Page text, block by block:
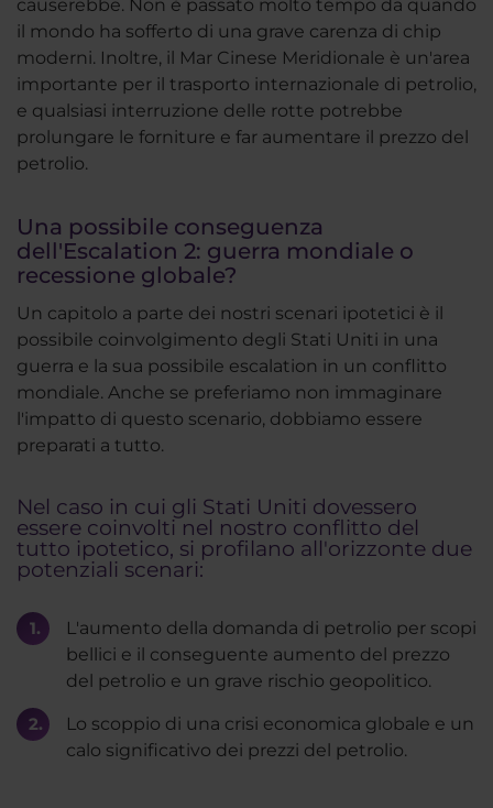
causerebbe. Non è passato molto tempo da quando
il mondo ha sofferto di una grave carenza di chip
moderni. Inoltre, il Mar Cinese Meridionale è un'area
importante per il trasporto internazionale di petrolio,
e qualsiasi interruzione delle rotte potrebbe
prolungare le forniture e far aumentare il prezzo del
petrolio.
Una possibile conseguenza
dell'Escalation 2: guerra mondiale o
recessione globale?
Un capitolo a parte dei nostri scenari ipotetici è il
possibile coinvolgimento degli Stati Uniti in una
guerra e la sua possibile escalation in un conflitto
mondiale. Anche se preferiamo non immaginare
l'impatto di questo scenario, dobbiamo essere
preparati a tutto.
Nel caso in cui gli Stati Uniti dovessero
essere coinvolti nel nostro conflitto del
tutto ipotetico, si profilano all'orizzonte due
potenziali scenari:
L'aumento della domanda di petrolio per scopi
bellici e il conseguente aumento del prezzo
del petrolio e un grave rischio geopolitico.
Lo scoppio di una crisi economica globale e un
calo significativo dei prezzi del petrolio.